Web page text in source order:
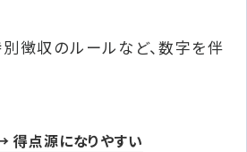
別徴収のルールなど、数字を伴
得点源になりやすい